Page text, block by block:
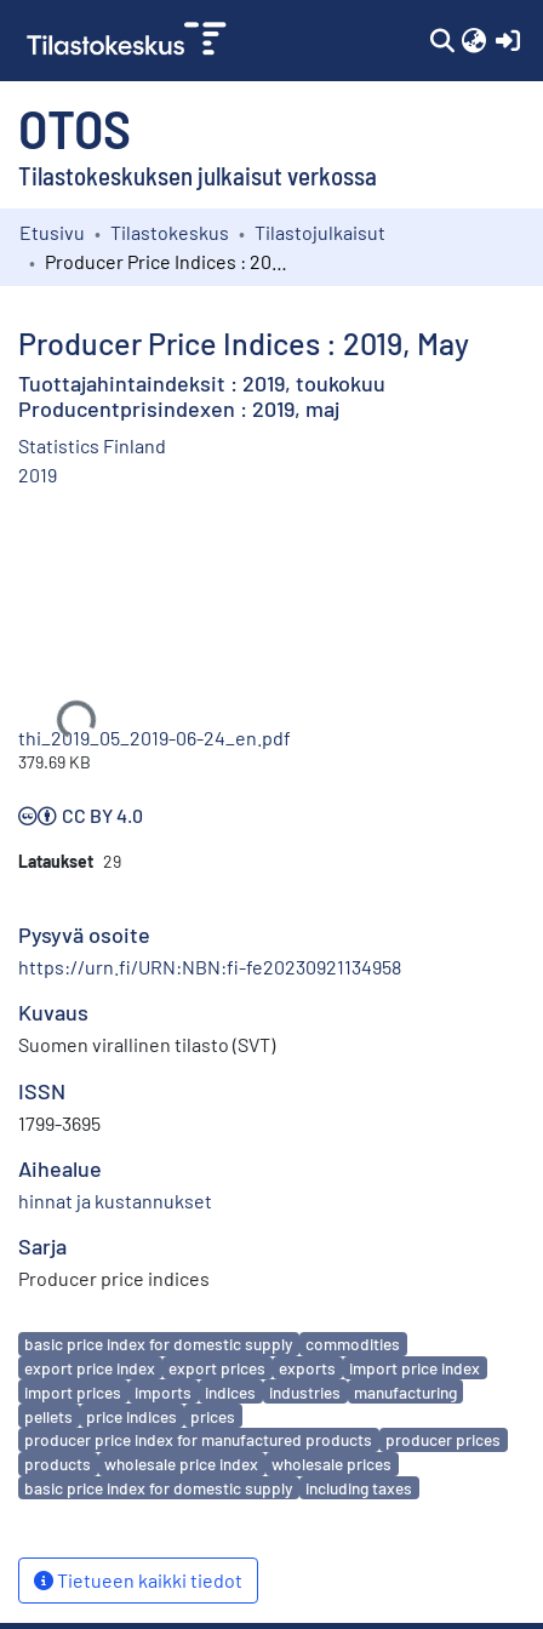
OTOS
Tilastokeskuksen julkaisut verkossa
Kokoelmat
Etusivu Tilastokeskus
Tilastojulkaisut
Producer Price Indices : 2019, May
Tuottajahintaindeksit : 2019, toukokuu
Producentprisindexen : 2019, maj
Statistics Finland
2019
Ladataan...
thi_2019_05_2019-06-24_en.pdf
379.69 KB
CC BY 4.0
Lataukset 29
Pysyvä osoite
https://urn.fi/URN:NBN:fi-fe20230921134958
Kuvaus
Suomen virallinen tilasto (SVT)
ISSN
1799-3695
Aihealue
hinnat ja kustannukset
Sarja
Producer price indices
Avainsanat
basic price index for domestic supply
commodities
export price index
export prices exports
import price index
import prices
imports indices industries
manufacturing
pellets
price indices
prices
producer price index for manufactured products
producer prices
products
wholesale price index
wholesale prices
basic price index for domestic supply
including taxes
Tietueen kaikki tiedot